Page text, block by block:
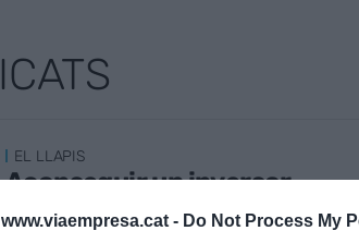
www.viaempresa.cat - Do Not Process My
EL LLAPIS
Aconseguir un inversor
3 de desembre de 2022